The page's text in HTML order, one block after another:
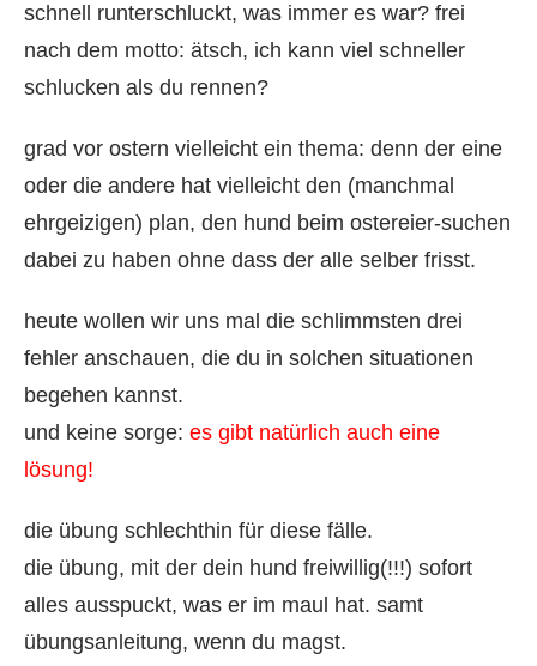
schnell runterschluckt, was immer es war? frei
nach dem motto: ätsch, ich kann viel schneller
schlucken als du rennen?
grad vor ostern vielleicht ein thema: denn der eine
oder die andere hat vielleicht den (manchmal
ehrgeizigen) plan, den hund beim ostereier-suchen
dabei zu haben ohne dass der alle selber frisst.
heute wollen wir uns mal die schlimmsten drei
fehler anschauen, die du in solchen situationen
begehen kannst.
und keine sorge: es gibt natürlich auch eine
lösung!
die übung schlechthin für diese fälle.
die übung, mit der dein hund freiwillig(!!!) sofort
alles ausspuckt, was er im maul hat. samt
übungsanleitung, wenn du magst.